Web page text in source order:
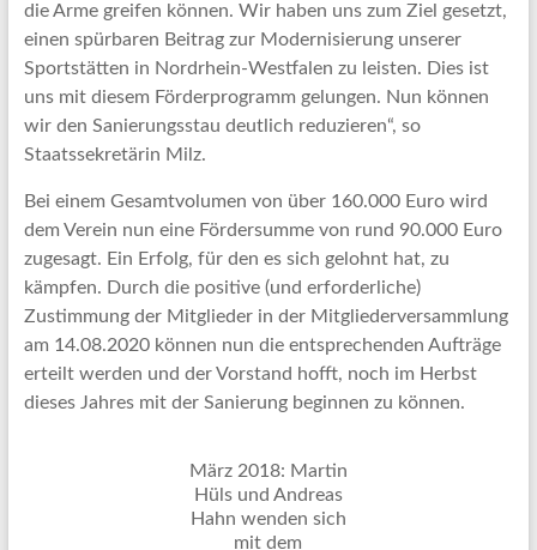
die Arme greifen können. Wir haben uns zum Ziel gesetzt,
einen spürbaren Beitrag zur Modernisierung unserer
Sportstätten in Nordrhein-Westfalen zu leisten. Dies ist
uns mit diesem Förderprogramm gelungen. Nun können
wir den Sanierungsstau deutlich reduzieren“, so
Staatssekretärin Milz.
Bei einem Gesamtvolumen von über 160.000 Euro wird
dem Verein nun eine Fördersumme von rund 90.000 Euro
zugesagt. Ein Erfolg, für den es sich gelohnt hat, zu
kämpfen. Durch die positive (und erforderliche)
Zustimmung der Mitglieder in der Mitgliederversammlung
am 14.08.2020 können nun die entsprechenden Aufträge
erteilt werden und der Vorstand hofft, noch im Herbst
dieses Jahres mit der Sanierung beginnen zu können.
März 2018: Martin
Hüls und Andreas
Hahn wenden sich
mit dem